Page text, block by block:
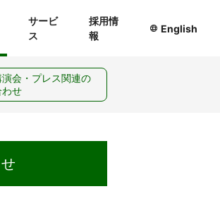
サービ
ス
採用情
報
English
会・プレス関連の
わせ